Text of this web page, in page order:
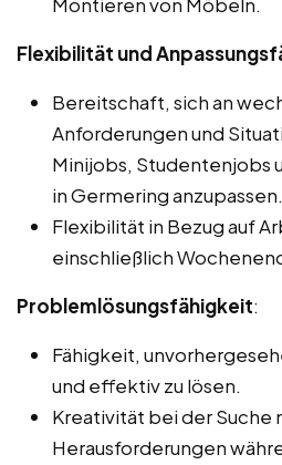
Flexibilität und
Bereitschaft, sich an
Anforderungen und
Minijobs, Studentenjobs
in Germering anzupassen.
Flexibilität in Bezug auf
einschließlich
Problemlösungsfähigkeit:
Fähigkeit,
und effektiv zu lösen.
Kreativität bei der Suche
Herausforderungen